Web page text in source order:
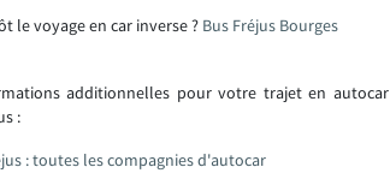
le voyage en car inverse ? Bus Fréjus Bourges
additionnelles pour votre trajet en autocar
:
: toutes les compagnies d'autocar